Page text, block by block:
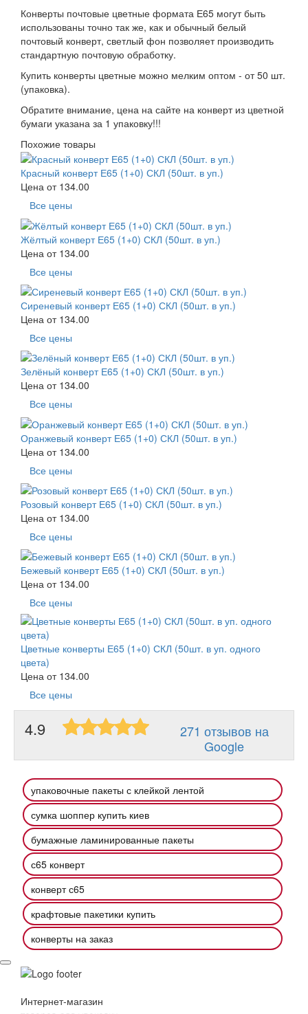
Конверты почтовые цветные формата Е65 могут быть
использованы точно так же, как и обычный белый
почтовый конверт, светлый фон позволяет производить
стандартную почтовую обработку.
Купить конверты цветные можно мелким оптом - от 50 шт.
(упаковка).
Обратите внимание, цена на сайте на конверт из цветной
бумаги указана за 1 упаковку!!!
Похожие товары
Красный конверт Е65 (1+0) СКЛ (50шт. в уп.)
Цена от 134.00
Все цены
Жёлтый конверт Е65 (1+0) СКЛ (50шт. в уп.)
Цена от 134.00
Все цены
Сиреневый конверт Е65 (1+0) СКЛ (50шт. в уп.)
Цена от 134.00
Все цены
Зелёный конверт Е65 (1+0) СКЛ (50шт. в уп.)
Цена от 134.00
Все цены
Оранжевый конверт Е65 (1+0) СКЛ (50шт. в уп.)
Цена от 134.00
Все цены
Розовый конверт Е65 (1+0) СКЛ (50шт. в уп.)
Цена от 134.00
Все цены
Бежевый конверт Е65 (1+0) СКЛ (50шт. в уп.)
Цена от 134.00
Все цены
Цветные конверты Е65 (1+0) СКЛ (50шт. в уп. одного
цвета)
Цена от 134.00
Все цены
4.9
271 отзывов на
Google
упаковочные пакеты с клейкой лентой
сумка шоппер купить киев
бумажные ламинированные пакеты
с65 конверт
конверт с65
крафтовые пакетики купить
конверты на заказ
Интернет-магазин